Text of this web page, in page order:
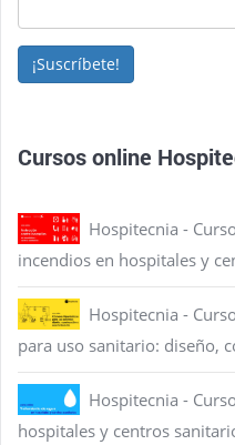
¡Suscríbete!
Cursos online
Hospitecnia -
incendios en hospitales y
Hospitecnia -
para uso sanitario: diseño,
Hospitecnia -
hospitales y centros